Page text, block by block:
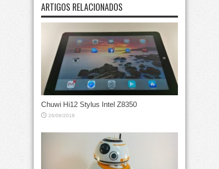
ARTIGOS RELACIONADOS
Chuwi Hi12 Stylus Intel Z8350
26/06/2018